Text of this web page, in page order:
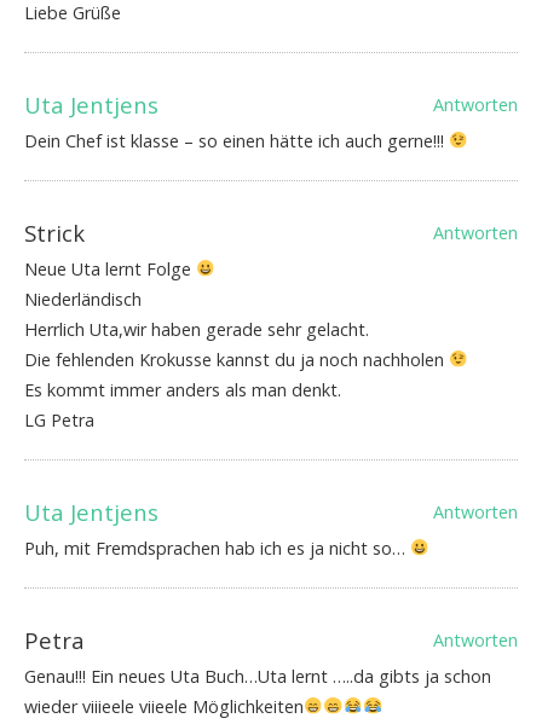
Liebe Grüße
Uta Jentjens
Antworten
Dein Chef ist klasse – so einen hätte ich auch gerne!!!
Strick
Antworten
Neue Uta lernt Folge
Niederländisch
Herrlich Uta,wir haben gerade sehr gelacht.
Die fehlenden Krokusse kannst du ja noch nachholen
Es kommt immer anders als man denkt.
LG Petra
Uta Jentjens
Antworten
Puh, mit Fremdsprachen hab ich es ja nicht so…
Petra
Antworten
Genau!!! Ein neues Uta Buch…Uta lernt …..da gibts ja schon
wieder viiieele viieele Möglichkeiten